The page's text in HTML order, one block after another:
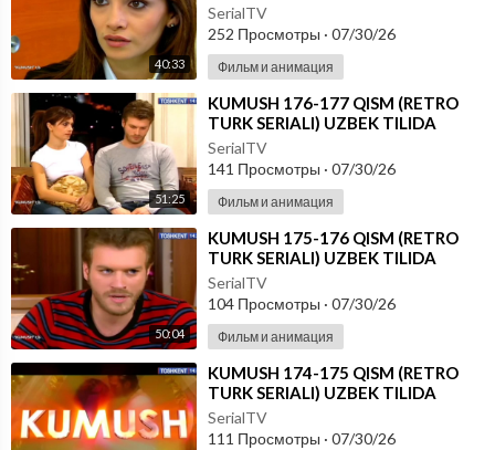
40:33
SerialTV
252 Просмотры · 07/30/26
Фильм и анимация
51:25
⁣KUMUSH 176-177 QISM (RETRO
TURK SERIALI) UZBEK TILIDA
SerialTV
141 Просмотры · 07/30/26
Фильм и анимация
50:04
⁣KUMUSH 175-176 QISM (RETRO
TURK SERIALI) UZBEK TILIDA
SerialTV
104 Просмотры · 07/30/26
Фильм и анимация
⁣KUMUSH 174-175 QISM (RETRO
TURK SERIALI) UZBEK TILIDA
SerialTV
111 Просмотры · 07/30/26